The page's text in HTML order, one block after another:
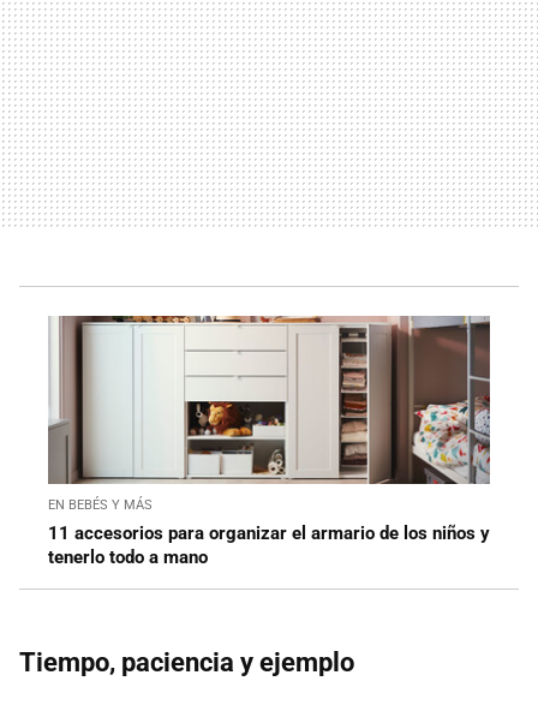
EN BEBÉS Y MÁS
11 accesorios para organizar el armario de los niños y
tenerlo todo a mano
Tiempo, paciencia y ejemplo